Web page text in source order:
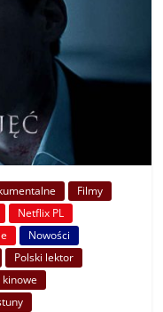
Filmy
Netflix PL
Nowości
Polski lektor